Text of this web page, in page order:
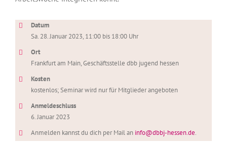
Datum
Sa. 28. Januar 2023, 11:00 bis 18:00 Uhr
Ort
Frankfurt am Main, Geschäftsstelle dbb jugend hessen
Kosten
kostenlos; Seminar wird nur für Mitglieder angeboten
Anmeldeschluss
6. Januar 2023
Anmelden kannst du dich per Mail an info@dbbj-hessen.de.